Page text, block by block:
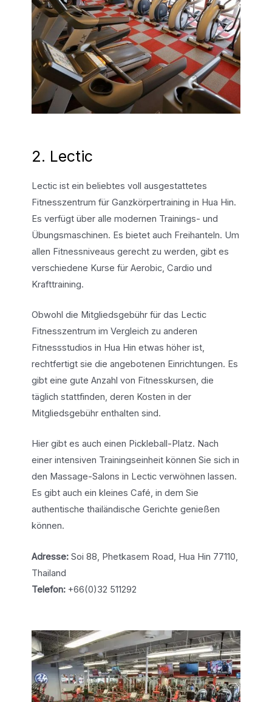
2. Lectic
Lectic ist ein beliebtes voll ausgestattetes
Fitnesszentrum für Ganzkörpertraining in Hua Hin.
Es verfügt über alle modernen Trainings- und
Übungsmaschinen. Es bietet auch Freihanteln. Um
allen Fitnessniveaus gerecht zu werden, gibt es
verschiedene Kurse für Aerobic, Cardio und
Krafttraining.
Obwohl die Mitgliedsgebühr für das Lectic
Fitnesszentrum im Vergleich zu anderen
Fitnessstudios in Hua Hin etwas höher ist,
rechtfertigt sie die angebotenen Einrichtungen. Es
gibt eine gute Anzahl von Fitnesskursen, die
täglich stattfinden, deren Kosten in der
Mitgliedsgebühr enthalten sind.
Hier gibt es auch einen Pickleball-Platz. Nach
einer intensiven Trainingseinheit können Sie sich in
den Massage-Salons in Lectic verwöhnen lassen.
Es gibt auch ein kleines Café, in dem Sie
authentische thailändische Gerichte genießen
können.
Adresse:Soi 88, Phetkasem Road, Hua Hin 77110,
Thailand
Telefon:+66(0)32 511292